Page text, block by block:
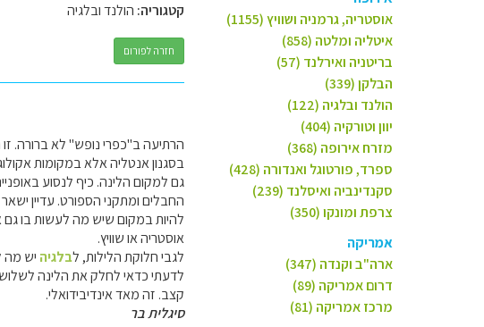
אוסטריה, גרמניה ושוויץ (1155)
איטליה ומלטה (858)
בריטניה ואירלנד (57)
הבלקן (339)
הולנד ובלגיה (122)
יוון וטורקיה (404)
מזרח אירופה (368)
ספרד, פורטוגל ואנדורה (428)
סקנדינביה ואיסלנד (239)
צרפת ומונקו (350)
אמריקה
ארה"ב וקנדה (347)
דרום אמריקה (89)
מרכז אמריקה (81)
קטגוריה: הולנד ובלגיה
חזרה לפורום
הרתיעה ב"כפרי נופש" לא ברורה.
בסגנון אנטליה אלא במקומות
גם למקום הלינה. כיף לנסוע
החבלים ומתקני הספורט. עדיין
להיות במקום שיש מה לעשות בו גם
אוסטריה או שוויץ.
לגבי חלוקת הלילות, לבלגיה
לדעתי כדאי לחלק את הלינה
קצב. זה מאד אינדיבידואלי.
סיגלית בר